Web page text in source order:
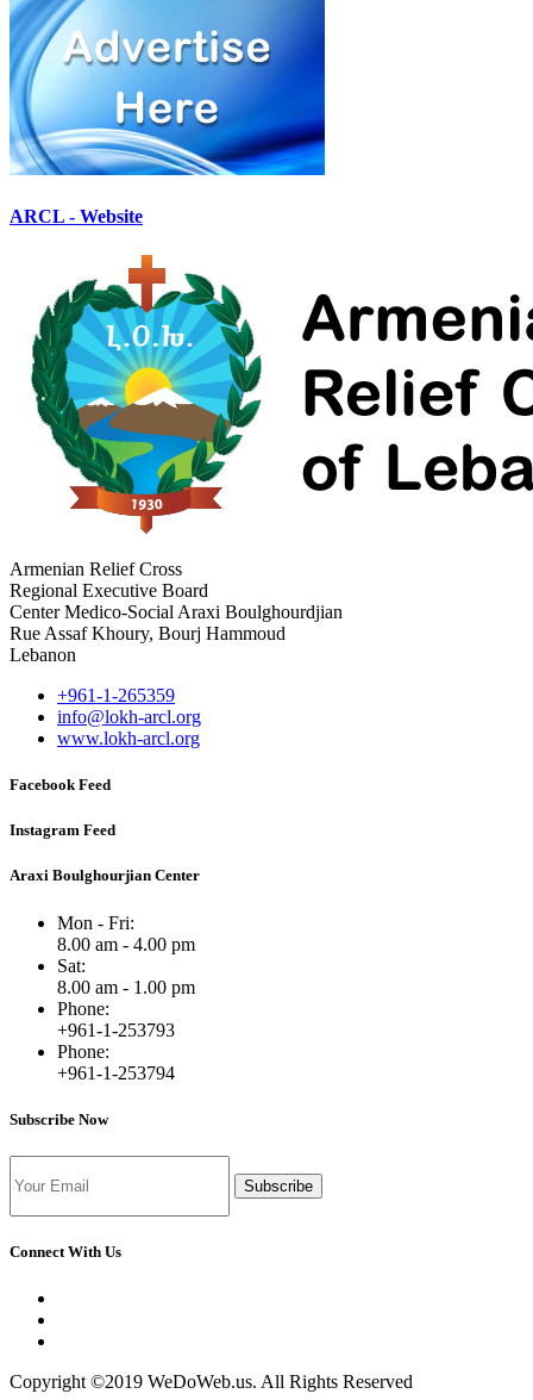
ARCL - Website
Armenian Relief Cross
Regional Executive Board
Center Medico-Social Araxi Boulghourdjian
Rue Assaf Khoury, Bourj Hammoud
Lebanon
+961-1-265359
info@lokh-arcl.org
www.lokh-arcl.org
Facebook Feed
Instagram Feed
Araxi Boulghourjian Center
Mon - Fri:
8.00 am - 4.00 pm
Sat:
8.00 am - 1.00 pm
Phone:
+961-1-253793
Phone:
+961-1-253794
Subscribe Now
Subscribe
Connect With Us
Copyright ©2019 WeDoWeb.us. All Rights Reserved